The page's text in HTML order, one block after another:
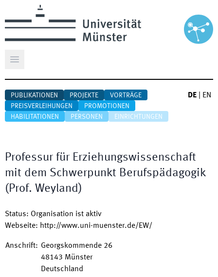
Hauptmenü öffnen
PUBLIKATIONEN PROJEKTE
VORTRÄGE
PREISVERLEIHUNGEN
PROMOTIONEN
HABILITATIONEN
PERSONEN EINRICHTUNGEN
DE EN
Professur für Erziehungswissenschaft
mit dem Schwerpunkt Berufspädagogik
(Prof. Weyland)
Status: Organisation ist aktiv
Webseite: http://www.uni-muenster.de/EW/
Anschrift: Georgskommende 26
48143 Münster
Deutschland